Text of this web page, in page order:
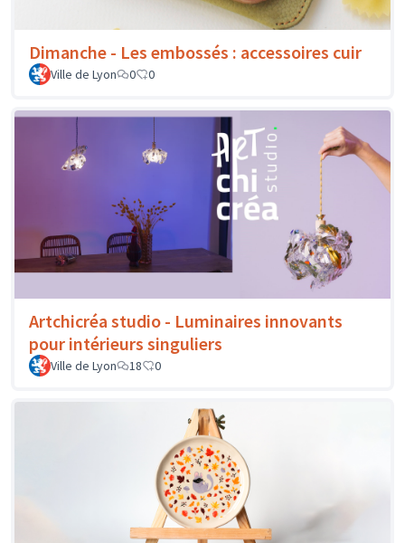
Dimanche - Les embossés : accessoires cuir
Ville de Lyon 0 0
Artchicréa studio - Luminaires innovants
pour intérieurs singuliers
Ville de Lyon 18 0